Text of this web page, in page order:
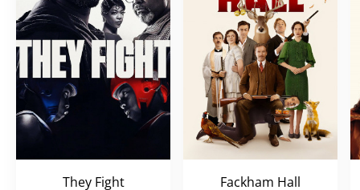
They Fight Fackham Hall